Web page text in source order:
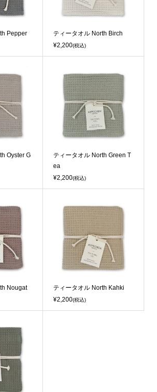
Pepper
ティータオル North Birch
¥2,200(税込)
Oyster G
ティータオル North Green T
ea
¥2,200(税込)
Nougat
ティータオル North Kahki
¥2,200(税込)